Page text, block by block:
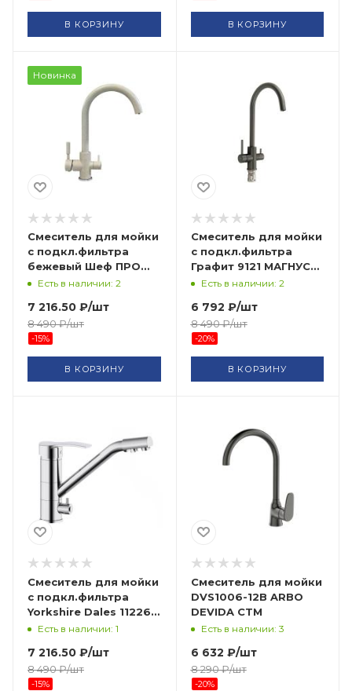
В КОРЗИНУ В КОРЗИНУ
Новинка
Смеситель для мойки
с подкл.фильтра
бежевый Шеф ПРО
11024 GOLDEN FOX
Есть в наличии: 2
7 216.50 ₽/шт
8 490₽/шт
-15%
В КОРЗИНУ
Смеситель для мойки
с подкл.фильтра
Графит 9121 МАГНУС
САНАКС
Есть в наличии: 2
6 792 ₽/шт
8 490₽/шт
-20%
В КОРЗИНУ
Смеситель для мойки
с подкл.фильтра
Yorkshire Dales 11226
GOLDEN FOX ARVAD
Есть в наличии: 1
7 216.50 ₽/шт
8 490₽/шт
-15%
Смеситель для мойки
DVS1006-12B ARBO
DEVIDA СТМ
Есть в наличии: 3
6 632 ₽/шт
8 290₽/шт
-20%